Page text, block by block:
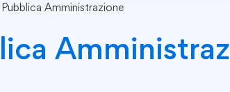
Pubblica Amministrazione